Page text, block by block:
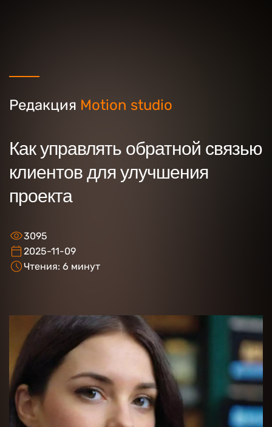
Редакция Motion studio
Как управлять обратной связью
клиентов для улучшения
проекта
3095
2025-11-09
Чтения: 6 минут
Ваш номер телефона
Нажимая кнопку “Оставить заявку” Вы даете
Нажимая кнопку “Оставить заявку” Вы даете
Получить консультацию